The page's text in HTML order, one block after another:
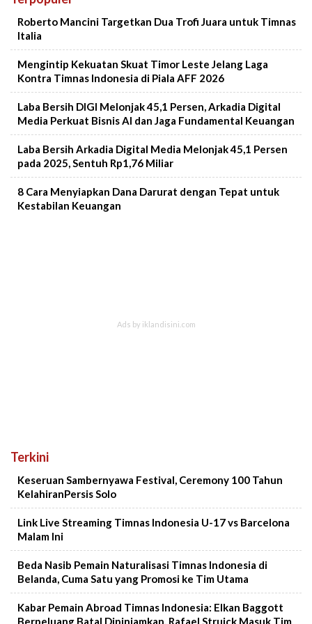
Roberto Mancini Targetkan Dua Trofi Juara untuk Timnas
Italia
Mengintip Kekuatan Skuat Timor Leste Jelang Laga
Kontra Timnas Indonesia di Piala AFF 2026
Laba Bersih DIGI Melonjak 45,1 Persen, Arkadia Digital
Media Perkuat Bisnis AI dan Jaga Fundamental Keuangan
Laba Bersih Arkadia Digital Media Melonjak 45,1 Persen
pada 2025, Sentuh Rp1,76 Miliar
8 Cara Menyiapkan Dana Darurat dengan Tepat untuk
Kestabilan Keuangan
Terkini
Keseruan Sambernyawa Festival, Ceremony 100 Tahun
KelahiranPersis Solo
Link Live Streaming Timnas Indonesia U-17 vs Barcelona
Malam Ini
Beda Nasib Pemain Naturalisasi Timnas Indonesia di
Belanda, Cuma Satu yang Promosi ke Tim Utama
Kabar Pemain Abroad Timnas Indonesia: Elkan Baggott
Berpeluang Batal Dipinjamkan, Rafael Struick Masuk Tim